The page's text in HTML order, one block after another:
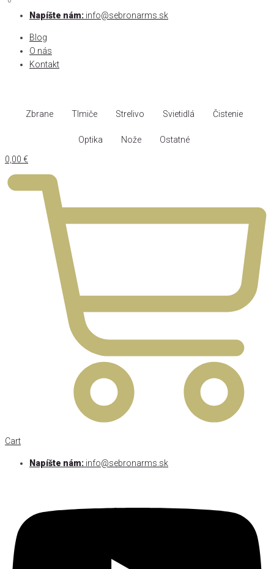
Skip
content
Napíšte nám: info@sebronarms.sk
Blog
O nás
Kontakt
Zbrane Tlmiče Strelivo Svietidlá Čistenie
Optika Nože
Ostatné
0,00 €
Cart
Napíšte nám: info@sebronarms.sk